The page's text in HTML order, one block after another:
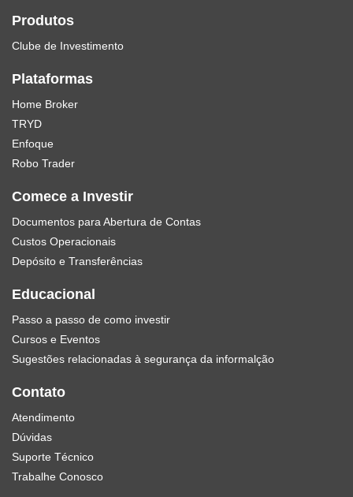
Produtos
Clube de Investimento
Plataformas
Home Broker
TRYD
Enfoque
Robo Trader
Comece a Investir
Documentos para Abertura de Contas
Custos Operacionais
Depósito e Transferências
Educacional
Passo a passo de como investir
Cursos e Eventos
Sugestões relacionadas à segurança da informalção
Contato
Atendimento
Dúvidas
Suporte Técnico
Trabalhe Conosco